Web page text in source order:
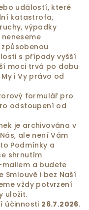
událostí, které
katastrofa,
výpadky
s případy vyšší
moci trvá po dobu
i Vy právo od
formulář pro
odstoupení od
je archivována v
ale není Vám
Podmínky a
shrnutím
a budete
Smlouvě i bez Naší
vždy potvrzení
uložit.
účinnosti 26.7.2026.